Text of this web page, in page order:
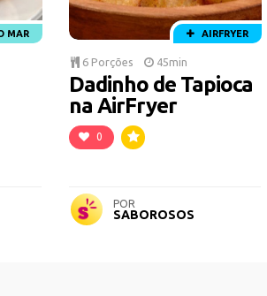
MAR AIRFRYER
6 Porções 45min
Dadinho de Tapioca
na AirFryer
0
POR
SABOROSOS